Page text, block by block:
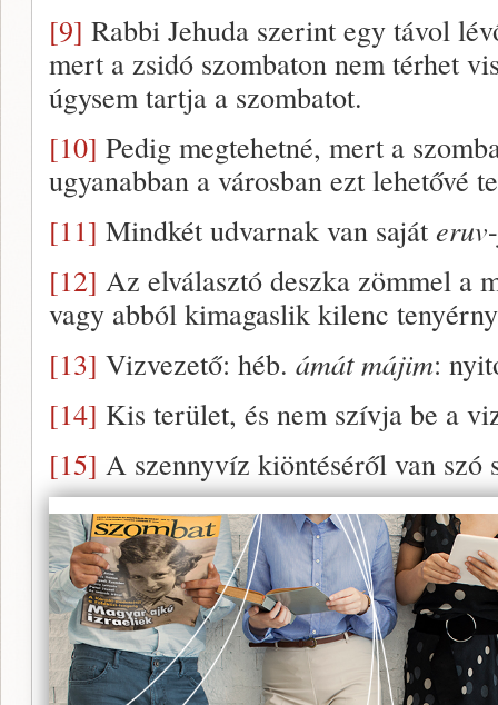
[9] Rabbi Jehuda szerint egy távol
mert a zsidó szombaton nem térhet
úgysem tartja a szombatot.
[10] Pedig megtehetné, mert a
ugyanabban a városban ezt lehetővé
[11] Mindkét udvarnak van saját eruv
[12] Az elválasztó deszka zömmel a
vagy abból kimagaslik kilenc
[13] Vizvezető: héb. ámát májim:
[14] Kis terület, és nem szívja be a
[15] A szennyvíz kiöntéséről van szó